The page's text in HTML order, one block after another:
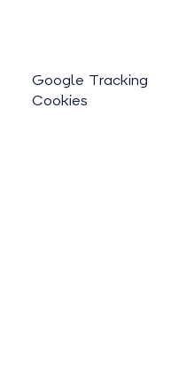
Google Tracking
Cookies